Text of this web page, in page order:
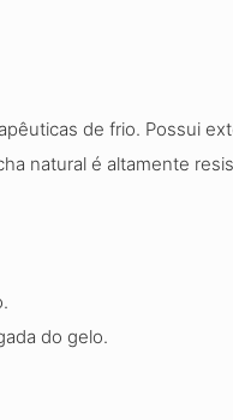
de frio. Possui
natural é altamente
do gelo.